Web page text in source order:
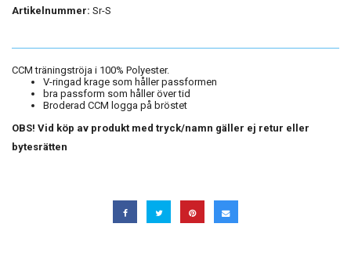
Artikelnummer: Sr-S
CCM träningströja i 100% Polyester.
V-ringad krage som håller passformen
bra passform som håller över tid
Broderad CCM logga på bröstet
OBS! Vid köp av produkt med tryck/namn gäller ej retur eller
bytesrätten